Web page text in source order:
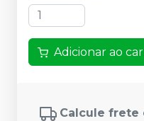
Adicionar ao
Calcule frete